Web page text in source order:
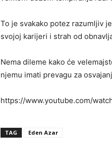
To je svakako potez razumljiv
svojoj karijeri i strah od
Nema dileme kako će
njemu imati prevagu za
https://www.youtube.com/
TAG Eden Azar